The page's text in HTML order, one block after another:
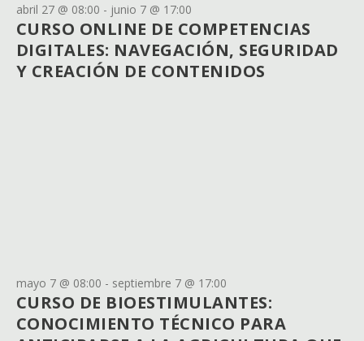
abril 27 @ 08:00 - junio 7 @ 17:00
CURSO ONLINE DE COMPETENCIAS
DIGITALES: NAVEGACIÓN, SEGURIDAD
Y CREACIÓN DE CONTENIDOS
mayo 7 @ 08:00 - septiembre 7 @ 17:00
CURSO DE BIOESTIMULANTES:
CONOCIMIENTO TÉCNICO PARA